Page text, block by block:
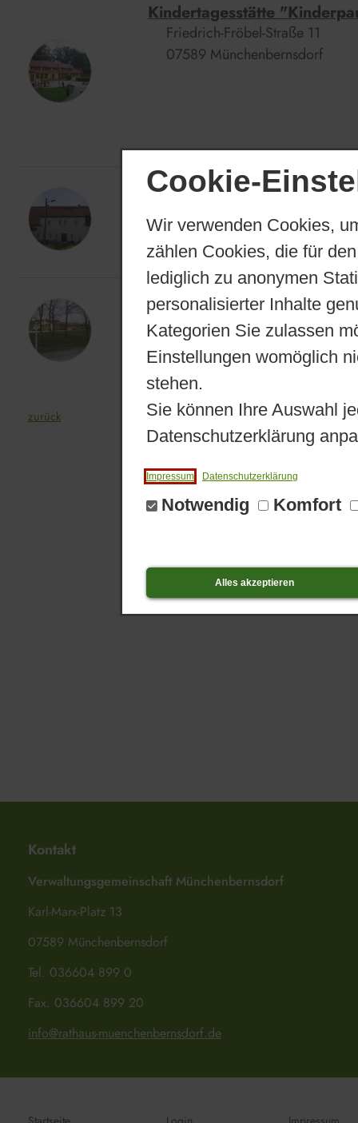
Cookie-
Wir verwenden Cookies,
zählen Cookies, die für
lediglich zu anonymen
personalisierter Inhalte
Kategorien Sie zulassen
Einstellungen womöglich
stehen.
Sie können Ihre Auswahl
Datenschutzerklärung
Impressum Datenschutzerklärung
Notwendig Komfort
Alles akzeptieren
Kindertagesstätte
Friedrich-Fröbel-Straße 11
07589 Münchenbernsdorf
Kindertagesstätte Lederhose
Hauptstraße 29
07589 Lederhose
Kindertagesstätte
Großbocka 17
07589 Bocka
zurück
Kontakt
Verwaltungsgemeinschaft Münchenbernsdorf
Karl-Marx-Platz 13
07589 Münchenbernsdorf
Tel. 036604 899 0
Fax. 036604 899 20
info@rathaus-muenchenbernsdorf.de